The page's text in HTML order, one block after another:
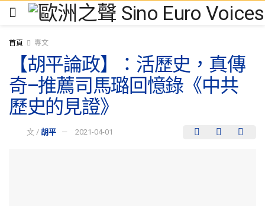
首頁 專文
【胡平論政】：活歷史，真傳
奇–推薦司馬璐回憶錄《中共
歷史的見證》
文 / 胡平 2021-04-01